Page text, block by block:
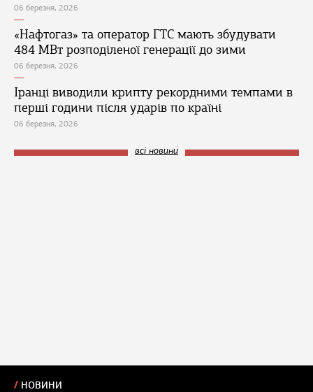
06 березня, 2026
«Нафтогаз» та оператор ГТС мають збудувати
484 МВт розподіленої генерації до зими
06 березня, 2026
Іранці виводили крипту рекордними темпами в
перші години після ударів по країні
06 березня, 2026
всі новини
НОВИНИ